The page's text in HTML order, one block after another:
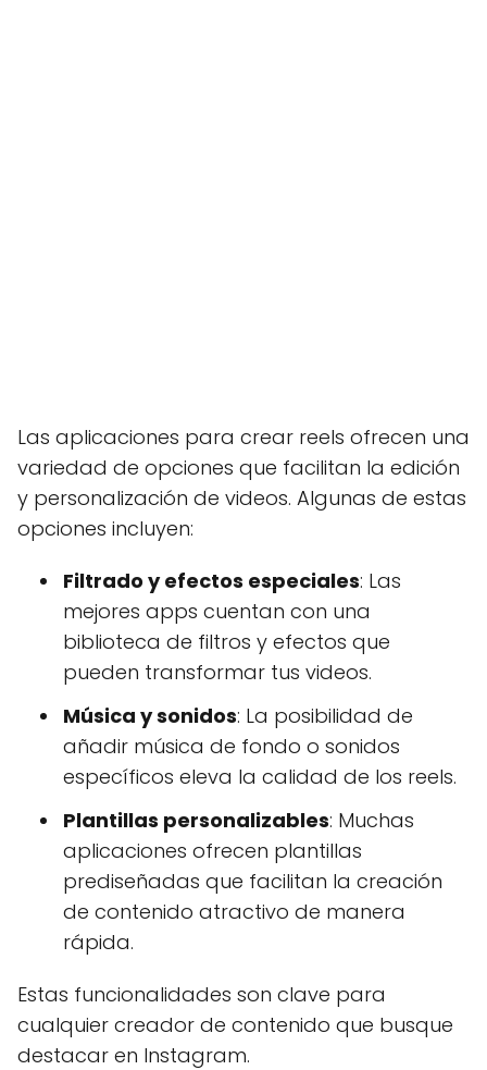
Las aplicaciones para crear reels ofrecen una
variedad de opciones que facilitan la edición
y personalización de videos. Algunas de estas
opciones incluyen:
Filtrado y efectos especiales: Las
mejores apps cuentan con una
biblioteca de filtros y efectos que
pueden transformar tus videos.
Música y sonidos: La posibilidad de
añadir música de fondo o sonidos
específicos eleva la calidad de los reels.
Plantillas personalizables: Muchas
aplicaciones ofrecen plantillas
prediseñadas que facilitan la creación
de contenido atractivo de manera
rápida.
Estas funcionalidades son clave para
cualquier creador de contenido que busque
destacar en Instagram.